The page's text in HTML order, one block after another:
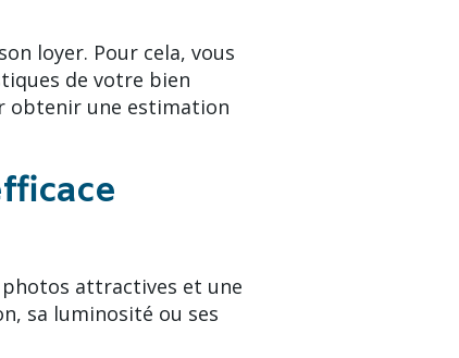
loyer. Pour cela, vous
de votre bien
obtenir une estimation
attractives et une
sa luminosité ou ses